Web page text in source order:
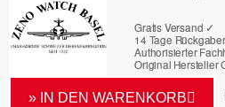
Gratis Versand ✓
14 Tage
Authorisierter
Original Hersteller
» IN DEN WARENKORB